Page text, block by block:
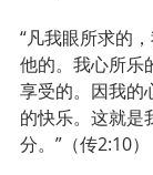
“凡我眼所求的
他的。我心所乐
享受的。因我的
的快乐。这就是
分。”（传2:10）